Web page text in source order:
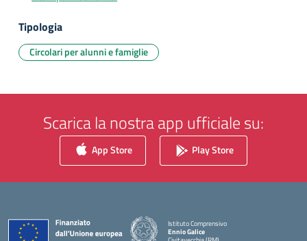
Tipologia
Circolari per alunni e famiglie
Scarica la nostra app ufficiale su:
App Store Play Store
Istituto Comprensivo
Ennio Galice